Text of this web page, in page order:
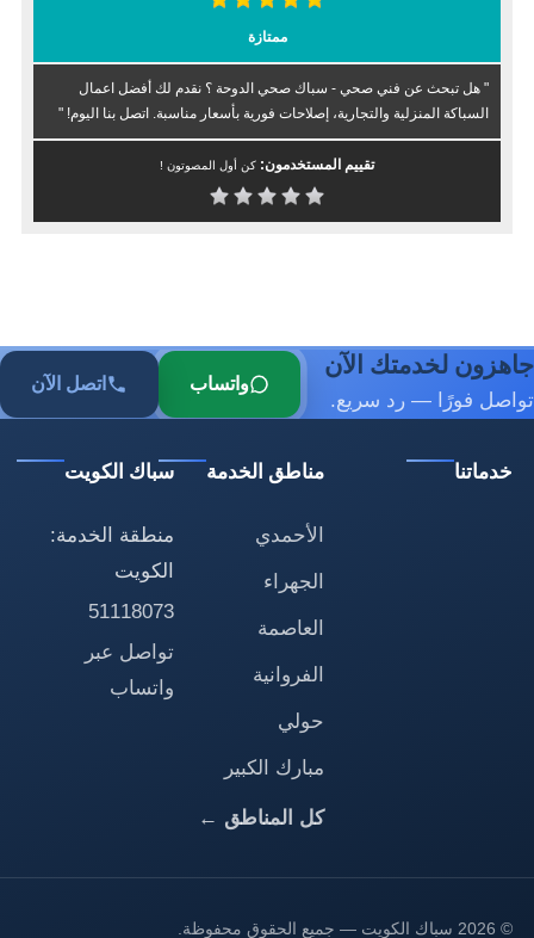
ممتازة
" هل تبحث عن فني صحي - سباك صحي الدوحة ؟ نقدم لك أفضل اعمال
السباكة المنزلية والتجارية، إصلاحات فورية بأسعار مناسبة. اتصل بنا اليوم! "
تقييم المستخدمون: كن أول المصوتون !
جاهزون لخدمتك الآن
تواصل فورًا — رد سريع.
واتساب اتصل الآن
خدماتنا مناطق الخدمة
الأحمدي
الجهراء
العاصمة
الفروانية
حولي
مبارك الكبير
كل المناطق ←
سباك الكويت
منطقة الخدمة:
الكويت
51118073
تواصل عبر
واتساب
© 2026 سباك الكويت — جميع الحقوق محفوظة.